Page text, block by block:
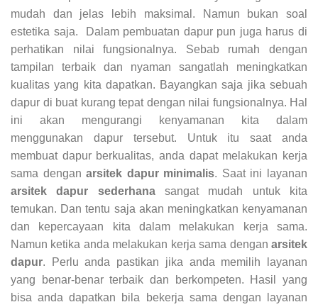
mudah dan jelas lebih maksimal. Namun bukan soal
estetika saja. Dalam pembuatan dapur pun juga harus di
perhatikan nilai fungsionalnya. Sebab rumah dengan
tampilan terbaik dan nyaman sangatlah meningkatkan
kualitas yang kita dapatkan. Bayangkan saja jika sebuah
dapur di buat kurang tepat dengan nilai fungsionalnya. Hal
ini akan mengurangi kenyamanan kita dalam
menggunakan dapur tersebut. Untuk itu saat anda
membuat dapur berkualitas, anda dapat melakukan kerja
sama denganarsitek dapur minimalis. Saat ini layanan
arsitek dapur sederhanasangat mudah untuk kita
temukan. Dan tentu saja akan meningkatkan kenyamanan
dan kepercayaan kita dalam melakukan kerja sama.
Namun ketika anda melakukan kerja sama dengan arsitek
dapur. Perlu anda pastikan jika anda memilih layanan
yang benar-benar terbaik dan berkompeten. Hasil yang
bisa anda dapatkan bila bekerja sama dengan layanan